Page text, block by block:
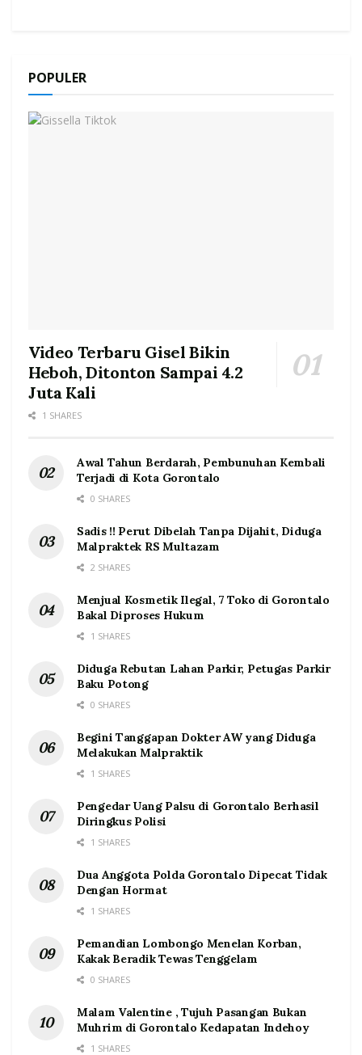
POPULER
Video Terbaru Gisel Bikin
Heboh, Ditonton Sampai 4.2
Juta Kali
1 SHARES
Awal Tahun Berdarah, Pembunuhan Kembali
Terjadi di Kota Gorontalo
0 SHARES
Sadis !! Perut Dibelah Tanpa Dijahit, Diduga
Malpraktek RS Multazam
2 SHARES
Menjual Kosmetik Ilegal, 7 Toko di Gorontalo
Bakal Diproses Hukum
1 SHARES
Diduga Rebutan Lahan Parkir, Petugas Parkir
Baku Potong
0 SHARES
Begini Tanggapan Dokter AW yang Diduga
Melakukan Malpraktik
1 SHARES
Pengedar Uang Palsu di Gorontalo Berhasil
Diringkus Polisi
1 SHARES
Dua Anggota Polda Gorontalo Dipecat Tidak
Dengan Hormat
1 SHARES
Pemandian Lombongo Menelan Korban,
Kakak Beradik Tewas Tenggelam
0 SHARES
Malam Valentine , Tujuh Pasangan Bukan
Muhrim di Gorontalo Kedapatan Indehoy
1 SHARES